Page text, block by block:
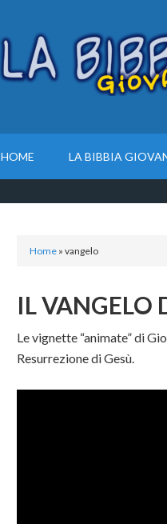
HOME LA BIBBIA
Home » vangelo
IL VANGELO
Le vignette “animate” di
Resurrezione di Gesù.